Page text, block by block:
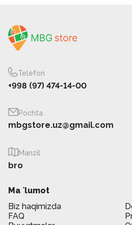
Telefon
+998 (97) 474-14-00
Pochta
mbgstore.uz@gmail.com
Manzil
bro
Ma `lumot
Biz haqimizda
FAQ